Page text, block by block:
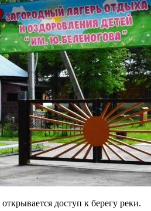
открывается доступ к берегу реки.